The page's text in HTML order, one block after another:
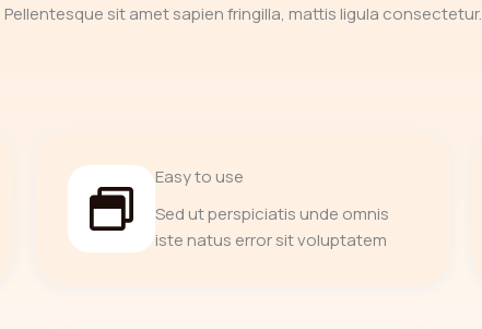
Pellentesque sit amet sapien fringilla, mattis ligula consectetur.
Easy to use
Sed ut perspiciatis unde omnis
iste natus error sit voluptatem